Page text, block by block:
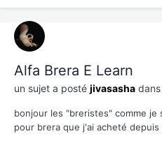
Alfa Brera E Learn
un sujet a posté jivasasha dans
bonjour les "breristes" comme je
pour brera que j'ai acheté